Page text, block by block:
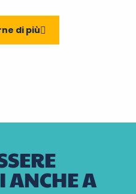
di più
ANCHE A